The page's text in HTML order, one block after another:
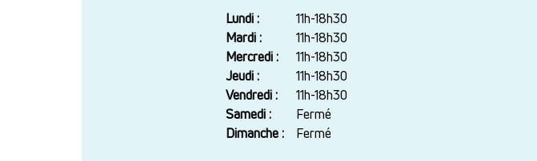
Jour
Plage
horaire
Lundi :
11h-18h30
Mardi :
11h-18h30
Mercredi :
11h-18h30
Jeudi :
11h-18h30
Vendredi :
11h-18h30
Samedi :
Fermé
Dimanche :
Fermé